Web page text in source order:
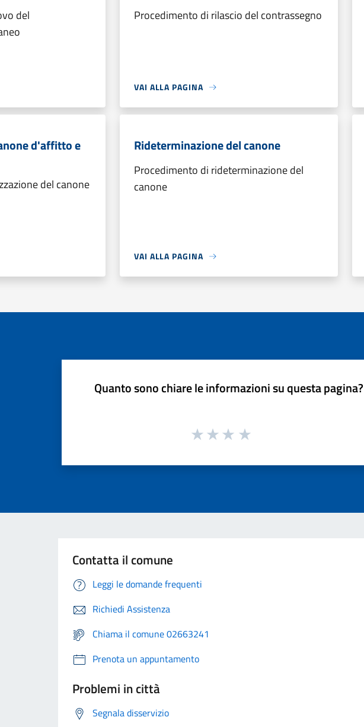
del
Procedimento di rilascio del contrassegno
VAI ALLA PAGINA
d'affitto e
del canone
Rideterminazione del canone
Procedimento di rideterminazione del
canone
VAI ALLA PAGINA
Quanto sono chiare le informazioni su questa pagina?
Contatta il comune
Leggi le domande frequenti
Richiedi Assistenza
Chiama il comune 02663241
Prenota un appuntamento
Problemi in città
Segnala disservizio